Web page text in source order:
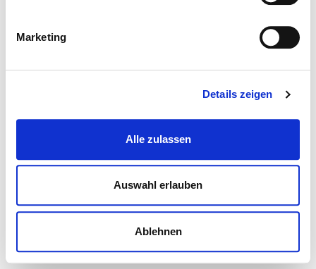
Marketing
Details zeigen
Alle zulassen
Auswahl erlauben
Ablehnen